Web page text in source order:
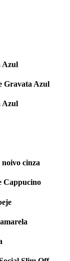
Azul
Gravata Azul
Azul
cinza
Cappucino